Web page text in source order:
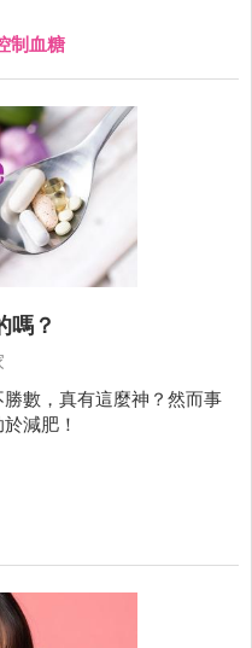
制血糖
嗎？
數，真有這麼神？然而事
減肥！